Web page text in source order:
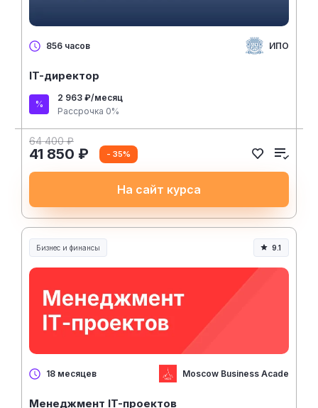
856 часов ИПО
IT-директор
2 963 ₽/месяц
Рассрочка 0%
64 400 ₽
41 850 ₽ - 35%
На сайт курса
Бизнес и финансы 9.1
18 месяцев Moscow Business Academy
Менеджмент IT-проектов